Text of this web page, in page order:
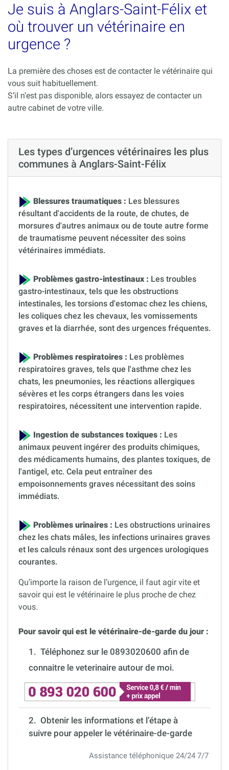
Je suis à Anglars-Saint-Félix et
où trouver un vétérinaire en
urgence ?
La première des choses est de contacter le vétérinaire qui
vous suit habituellement.
S’il n’est pas disponible, alors essayez de contacter un
autre cabinet de votre ville.
Les types d’urgences vétérinaires les plus
communes à Anglars-Saint-Félix
Blessures traumatiques : Les blessures
résultant d'accidents de la route, de chutes, de
morsures d'autres animaux ou de toute autre forme
de traumatisme peuvent nécessiter des soins
vétérinaires immédiats.
Problèmes gastro-intestinaux : Les troubles
gastro-intestinaux, tels que les obstructions
intestinales, les torsions d'estomac chez les chiens,
les coliques chez les chevaux, les vomissements
graves et la diarrhée, sont des urgences fréquentes.
Problèmes respiratoires : Les problèmes
respiratoires graves, tels que l'asthme chez les
chats, les pneumonies, les réactions allergiques
sévères et les corps étrangers dans les voies
respiratoires, nécessitent une intervention rapide.
Ingestion de substances toxiques : Les
animaux peuvent ingérer des produits chimiques,
des médicaments humains, des plantes toxiques, de
l'antigel, etc. Cela peut entraîner des
empoisonnements graves nécessitant des soins
immédiats.
Problèmes urinaires : Les obstructions urinaires
chez les chats mâles, les infections urinaires graves
et les calculs rénaux sont des urgences urologiques
courantes.
Qu’importe la raison de l’urgence, il faut agir vite et
savoir qui est le vétérinaire le plus proche de chez
vous.
Pour savoir qui est le vétérinaire-de-garde du jour :
1. Téléphonez sur le 0893020600 afin de
connaitre le veterinaire autour de moi.
2. Obtenir les informations et l’étape à
suivre pour appeler le vétérinaire-de-garde
Assistance téléphonique 24/24 7/7